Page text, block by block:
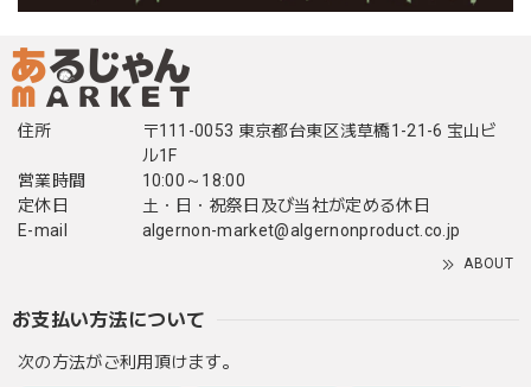
住所
〒111-0053 東京都台東区浅草橋1-21-6 宝山ビ
ル1F
営業時間
10:00～18:00
定休日
土・日・祝祭日及び当社が定める休日
E-mail
algernon-market@algernonproduct.co.jp
ABOUT
お支払い方法について
次の方法がご利用頂けます。